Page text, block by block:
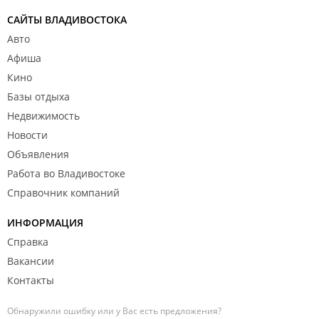
СРО-П-153-30032010.
САЙТЫ ВЛАДИВОСТОКА
Авто
Афиша
Кино
Базы отдыха
Недвижимость
Новости
Объявления
Работа во Владивостоке
Справочник компаний
ИНФОРМАЦИЯ
Справка
Вакансии
Контакты
Обнаружили ошибку или у Вас есть предложения?